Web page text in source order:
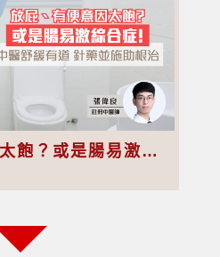
放屁、有便意因太飽？或是腸易激綜合症！中醫舒緩有道 針藥並施助根治